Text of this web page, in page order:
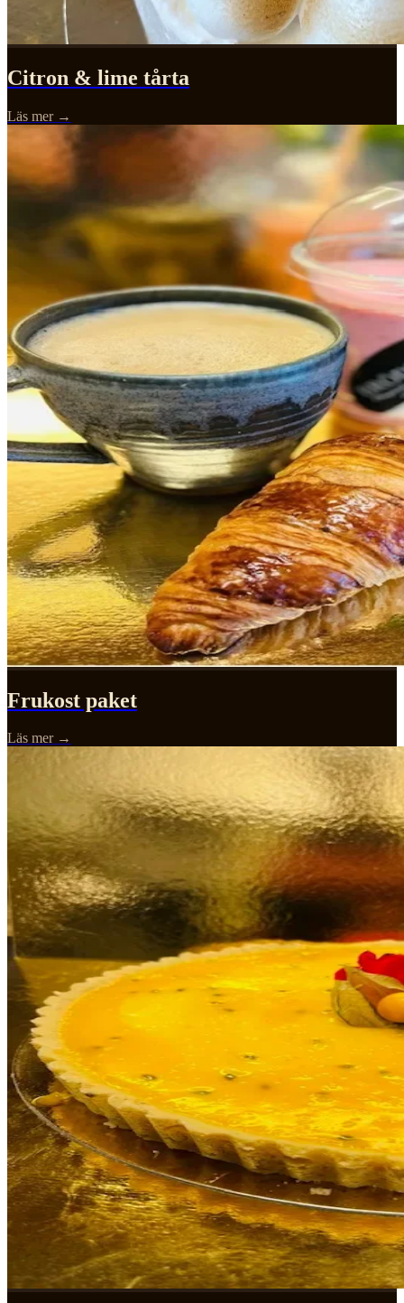
Citron & lime tårta
Läs mer →
Frukost paket
Läs mer →